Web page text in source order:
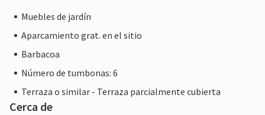
Muebles de jardín
Aparcamiento grat. en el sitio
Barbacoa
Número de tumbonas: 6
Terraza o similar - Terraza parcialmente cubierta
Cerca de